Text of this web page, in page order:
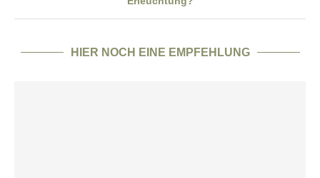
HIER NOCH EINE EMPFEHLUNG